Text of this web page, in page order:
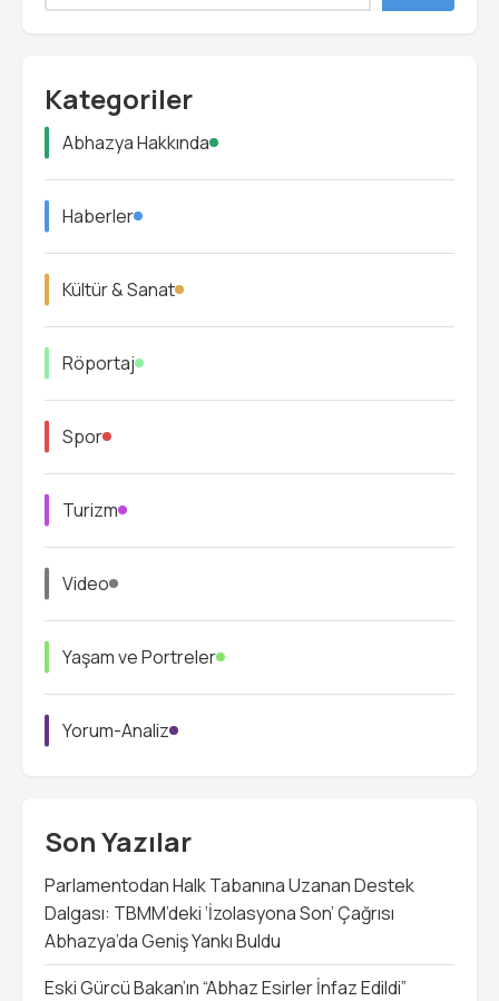
Kategoriler
Abhazya Hakkında
Haberler
Kültür & Sanat
Röportaj
Spor
Turizm
Video
Yaşam ve Portreler
Yorum-Analiz
Son Yazılar
Parlamentodan Halk Tabanına Uzanan Destek
Dalgası: TBMM’deki ‘İzolasyona Son’ Çağrısı
Abhazya’da Geniş Yankı Buldu
Eski Gürcü Bakan’ın “Abhaz Esirler İnfaz Edildi”